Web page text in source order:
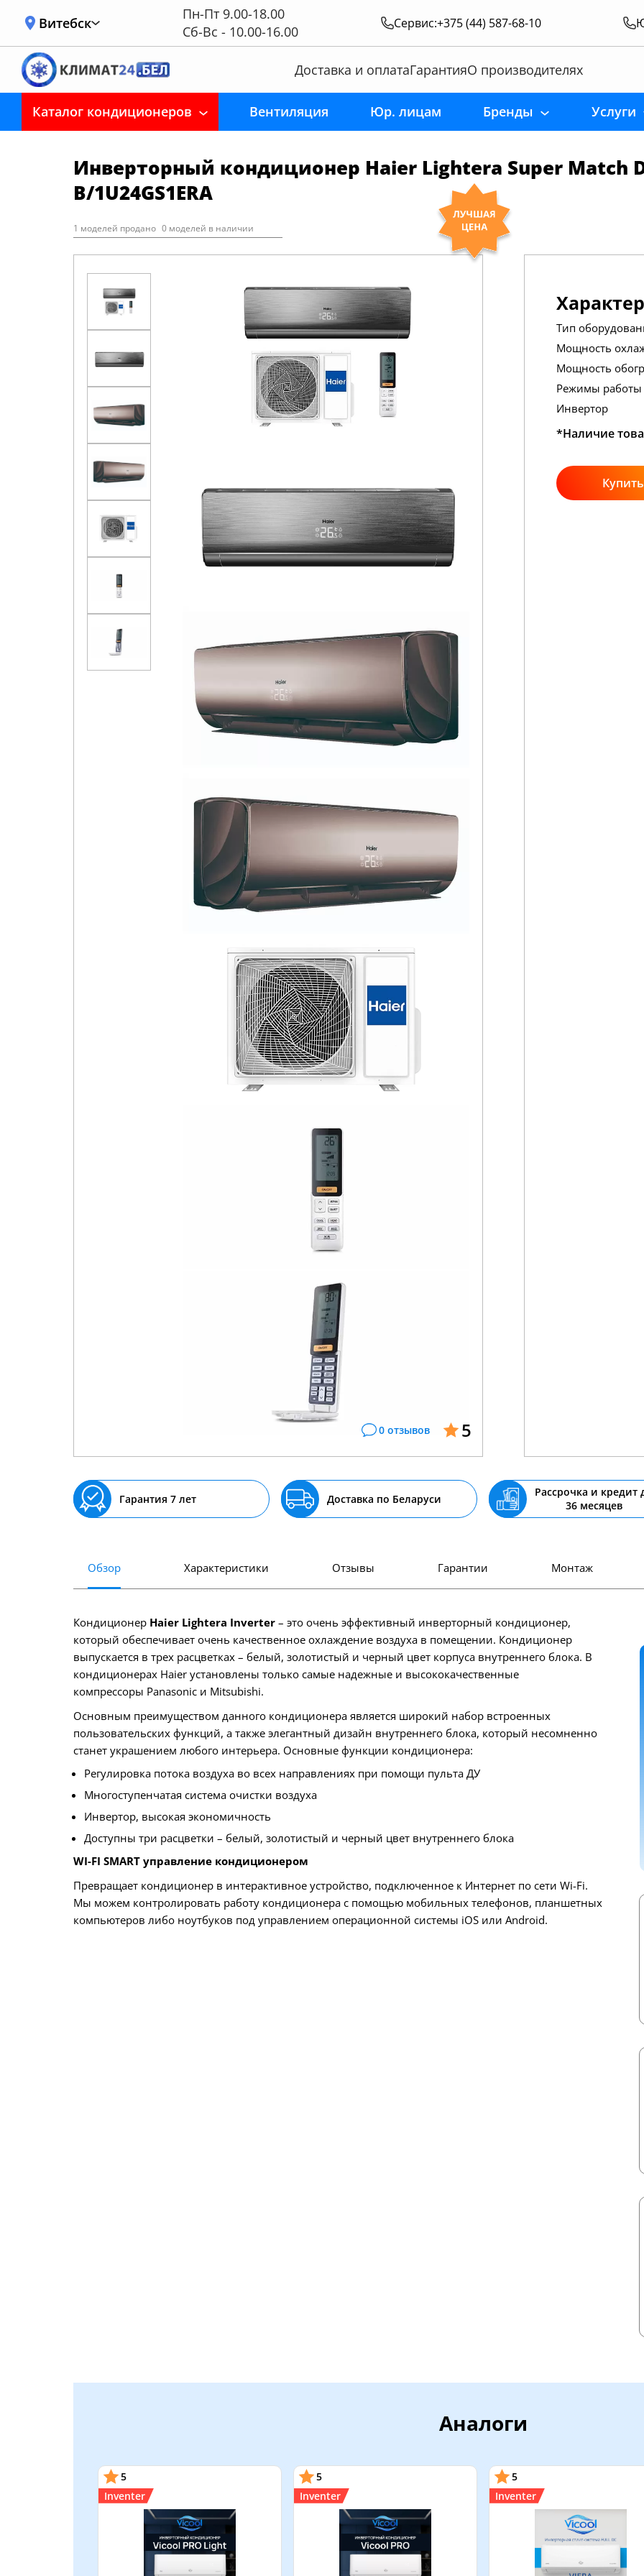
Витебск
Пн-Пт 9.00-18.00
Сб-Вс - 10.00-16.00
Сервис:+375 (44) 587-68-10
Доставка и оплатаГарантияО производителях
Каталог кондиционеров Вентиляция Юр. лицам Бренды Услуги
Инверторный кондиционер Haier Lightera Super Match
B/1U24GS1ERA
1 моделей продано 0 моделей в наличии
0 отзывов 5
Тип
Мощность
Мощность
Режимы работы
Инвертор
*Наличие
Купить
Гарантия 7 лет Доставка по Беларуси
Рассрочка и кредит
36 месяцев
Обзор Характеристики Отзывы Гарантии Монтаж
Кондиционер Haier Lightera Inverter – это очень эффективный инверторный кондиционер,
который обеспечивает очень качественное охлаждение воздуха в помещении. Кондиционер
выпускается в трех расцветках – белый, золотистый и черный цвет корпуса внутреннего блока. В
кондиционерах Haier установлены только самые надежные и высококачественные
компрессоры Panasonic и Mitsubishi.
Основным преимуществом данного кондиционера является широкий набор встроенных
пользовательских функций, а также элегантный дизайн внутреннего блока, который несомненно
станет украшением любого интерьера. Основные функции кондиционера:
Регулировка потока воздуха во всех направлениях при помощи пульта ДУ
Многоступенчатая система очистки воздуха
Инвертор, высокая экономичность
Доступны три расцветки – белый, золотистый и черный цвет внутреннего блока
WI-FI SMART управление кондиционером
Превращает кондиционер в интерактивное устройство, подключенное к Интернет по сети Wi-Fi.
Мы можем контролировать работу кондиционера с помощью мобильных телефонов, планшетных
компьютеров либо ноутбуков под управлением операционной системы iOS или Android.
Аналоги
5
Inventer
5
Inventer
5
Inventer